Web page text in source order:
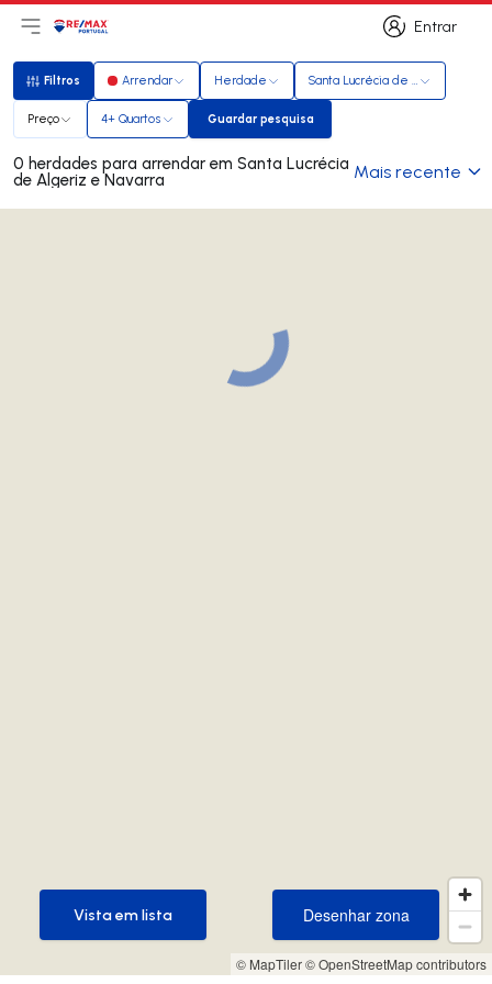
Entrar
Entrar
Abri menu principal
LogoIr para página inicial
Filtros
Filtros Arrendar Herdade Santa Lucrécia de Algeriz e
Preço 4+ Quartos Guardar pesquisa
Guardar pesquisa
0 herdades para arrendar em Santa Lucrécia
de Algeriz e Navarra Mais recente
© MapTiler© OpenStreetMap contributors
Desenhar zona
Desenhar zona
Vista em lista
Vista em lista